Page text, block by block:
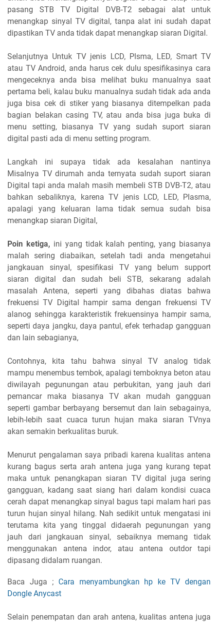
pasang STB TV Digital DVB-T2 sebagai alat untuk
menangkap sinyal TV digital, tanpa alat ini sudah dapat
dipastikan TV anda tidak dapat menangkap siaran Digital.
Selanjutnya Untuk TV jenis LCD, Plsma, LED, Smart TV
atau TV Android, anda harus cek dulu spesifikasinya cara
mengeceknya anda bisa melihat buku manualnya saat
pertama beli, kalau buku manualnya sudah tidak ada anda
juga bisa cek di stiker yang biasanya ditempelkan pada
bagian belakan casing TV, atau anda bisa juga buka di
menu setting, biasanya TV yang sudah suport siaran
digital pasti ada di menu setting program.
Langkah ini supaya tidak ada kesalahan nantinya
Misalnya TV dirumah anda ternyata sudah suport siaran
Digital tapi anda malah masih membeli STB DVB-T2, atau
bahkan sebaliknya, karena TV jenis LCD, LED, Plasma,
apalagi yang keluaran lama tidak semua sudah bisa
menangkap siaran Digital,
Poin ketiga, ini yang tidak kalah penting, yang biasanya
malah sering diabaikan, setelah tadi anda mengetahui
jangkauan sinyal, spesifikasi TV yang belum support
siaran digital dan sudah beli STB, sekarang adalah
masalah Antena, seperti yang dibahas diatas bahwa
frekuensi TV Digital hampir sama dengan frekuensi TV
alanog sehingga karakteristik frekuensinya hampir sama,
seperti daya jangku, daya pantul, efek terhadap gangguan
dan lain sebagianya,
Contohnya, kita tahu bahwa sinyal TV analog tidak
mampu menembus tembok, apalagi temboknya beton atau
diwilayah pegunungan atau perbukitan, yang jauh dari
pemancar maka biasanya TV akan mudah gangguan
seperti gambar berbayang bersemut dan lain sebagainya,
lebih-lebih saat cuaca turun hujan maka siaran TVnya
akan semakin berkualitas buruk.
Menurut pengalaman saya pribadi karena kualitas antena
kurang bagus serta arah antena juga yang kurang tepat
maka untuk penangkapan siaran TV digital juga sering
gangguan, kadang saat siang hari dalam kondisi cuaca
cerah dapat menangkap sinyal bagus tapi malam hari pas
turun hujan sinyal hilang. Nah sedikit untuk mengatasi ini
terutama kita yang tinggal didaerah pegunungan yang
jauh dari jangkauan sinyal, sebaiknya memang tidak
menggunakan antena indor, atau antena outdor tapi
dipasang didalam ruangan.
Baca Juga ; Cara menyambungkan hp ke TV dengan
Dongle Anycast
Selain penempatan dan arah antena, kualitas antena juga